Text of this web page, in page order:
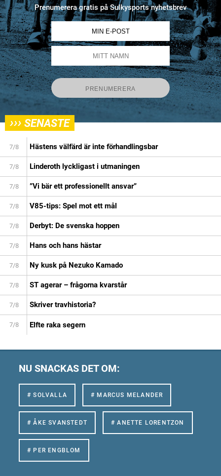
Prenumerera gratis på Sulkysports nyhetsbrev
››› SENASTE
7/8 Hästens välfärd är inte förhandlingsbar
7/8 Linderoth lyckligast i utmaningen
7/8 ”Vi bär ett professionellt ansvar”
7/8 V85-tips: Spel mot ett mål
7/8 Derbyt: De svenska hoppen
7/8 Hans och hans hästar
7/8 Ny kusk på Nezuko Kamado
7/8 ST agerar – frågorna kvarstår
7/8 Skriver travhistoria?
7/8 Elfte raka segern
NU SNACKAS DET OM:
# SOLVALLA # MARCUS MELANDER
# ÅKE SVANSTEDT # ANETTE LORENTZON
# PER ENGBLOM